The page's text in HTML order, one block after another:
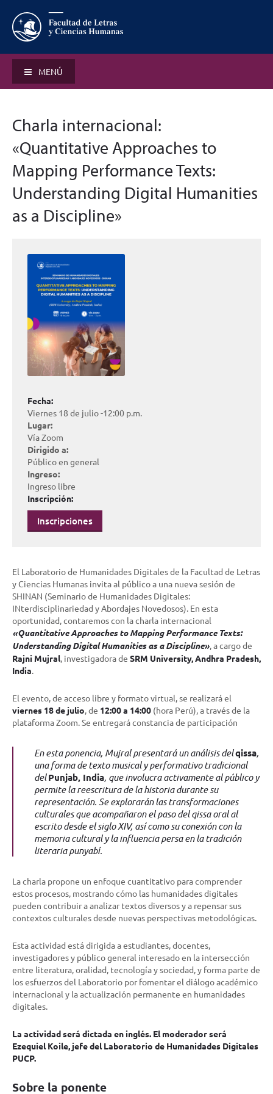
MENÚ
Charla internacional:
«Quantitative Approaches to
Mapping Performance Texts:
Understanding Digital Humanities
as a Discipline»
Fecha:
Viernes 18 de julio -12:00 p.m.
Lugar:
Vía Zoom
Dirigido a:
Público en general
Ingreso:
Ingreso libre
Inscripción:
Inscripciones
El Laboratorio de Humanidades Digitales de la Facultad de Letras
y Ciencias Humanas invita al público a una nueva sesión de
SHINAN (Seminario de Humanidades Digitales:
INterdisciplinariedad y Abordajes Novedosos). En esta
oportunidad, contaremos con la charla internacional
«Quantitative Approaches to Mapping Performance Texts:
Understanding Digital Humanities as a Discipline», a cargo de
Rajni Mujral, investigadora de SRM University, Andhra Pradesh,
India.
El evento, de acceso libre y formato virtual, se realizará el
viernes 18 de julio, de 12:00 a 14:00 (hora Perú), a través de la
plataforma Zoom. Se entregará constancia de participación
En esta ponencia, Mujral presentará un análisis delqissa,
una forma de texto musical y performativo tradicional
delPunjab, India, que involucra activamente al público y
permite la reescritura de la historia durante su
representación. Se explorarán las transformaciones
culturales que acompañaron el paso del qissa oral al
escrito desde el siglo XIV, así como su conexión con la
memoria cultural y la influencia persa en la tradición
literaria punyabí.
La charla propone un enfoque cuantitativo para comprender
estos procesos, mostrando cómo las humanidades digitales
pueden contribuir a analizar textos diversos y a repensar sus
contextos culturales desde nuevas perspectivas metodológicas.
Esta actividad está dirigida a estudiantes, docentes,
investigadores y público general interesado en la intersección
entre literatura, oralidad, tecnología y sociedad, y forma parte de
los esfuerzos del Laboratorio por fomentar el diálogo académico
internacional y la actualización permanente en humanidades
digitales.
La actividad será dictada en inglés. El moderador será
Ezequiel Koile, jefe del Laboratorio de Humanidades Digitales
PUCP.
Sobre la ponente